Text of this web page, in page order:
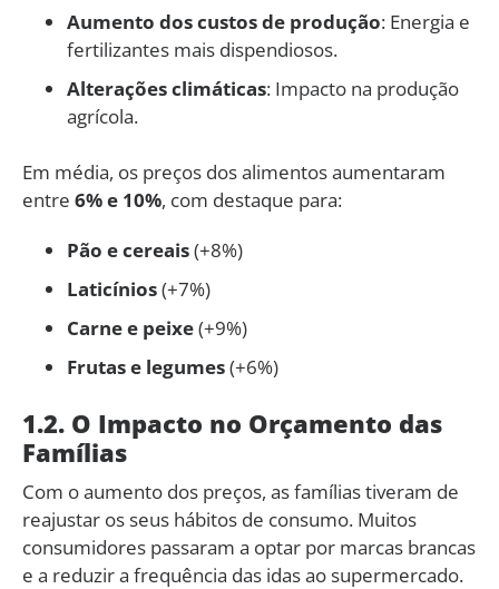
Aumento dos custos de produção: Energia e
fertilizantes mais dispendiosos.
Alterações climáticas: Impacto na produção
agrícola.
Em média, os preços dos alimentos aumentaram
entre 6% e 10%, com destaque para:
Pão e cereais(+8%)
Laticínios(+7%)
Carne e peixe(+9%)
Frutas e legumes(+6%)
1.2. O Impacto no Orçamento das
Famílias
Com o aumento dos preços, as famílias tiveram de
reajustar os seus hábitos de consumo. Muitos
consumidores passaram a optar por marcas brancas
e a reduzir a frequência das idas ao supermercado.